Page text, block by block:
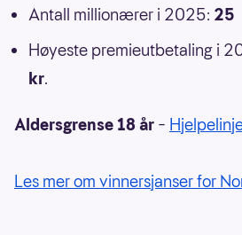
Antall millionærer i 2025: 25
Høyeste premieutbetaling i
kr.
Aldersgrense 18 år –
Les mer om vinnersjanser for